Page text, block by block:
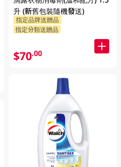
升 (新舊包裝隨機發送)
指定品牌送贈品
指定分類送贈品
$70.00